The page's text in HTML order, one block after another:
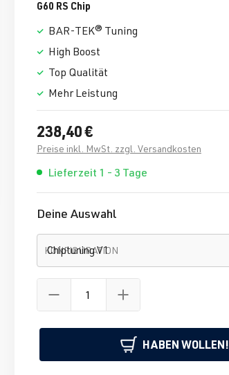
G60 RS Chip
BAR-TEK® Tuning
High Boost
Top Qualität
Mehr Leistung
238,40 €
Preise inkl. MwSt. zzgl. Versandkosten
Lieferzeit 1 - 3 Tage
Deine Auswahl
KONFIGURATION
HABEN WOLLEN!